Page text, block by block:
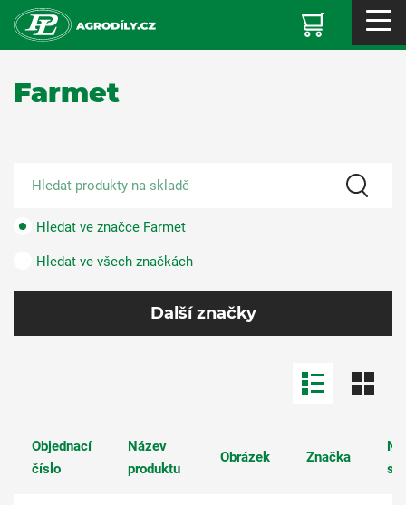
Farmet
Hledat ve značce Farmet
Hledat ve všech značkách
Další značky
Objednací
číslo
Název
produktu
Obrázek Značka
Na